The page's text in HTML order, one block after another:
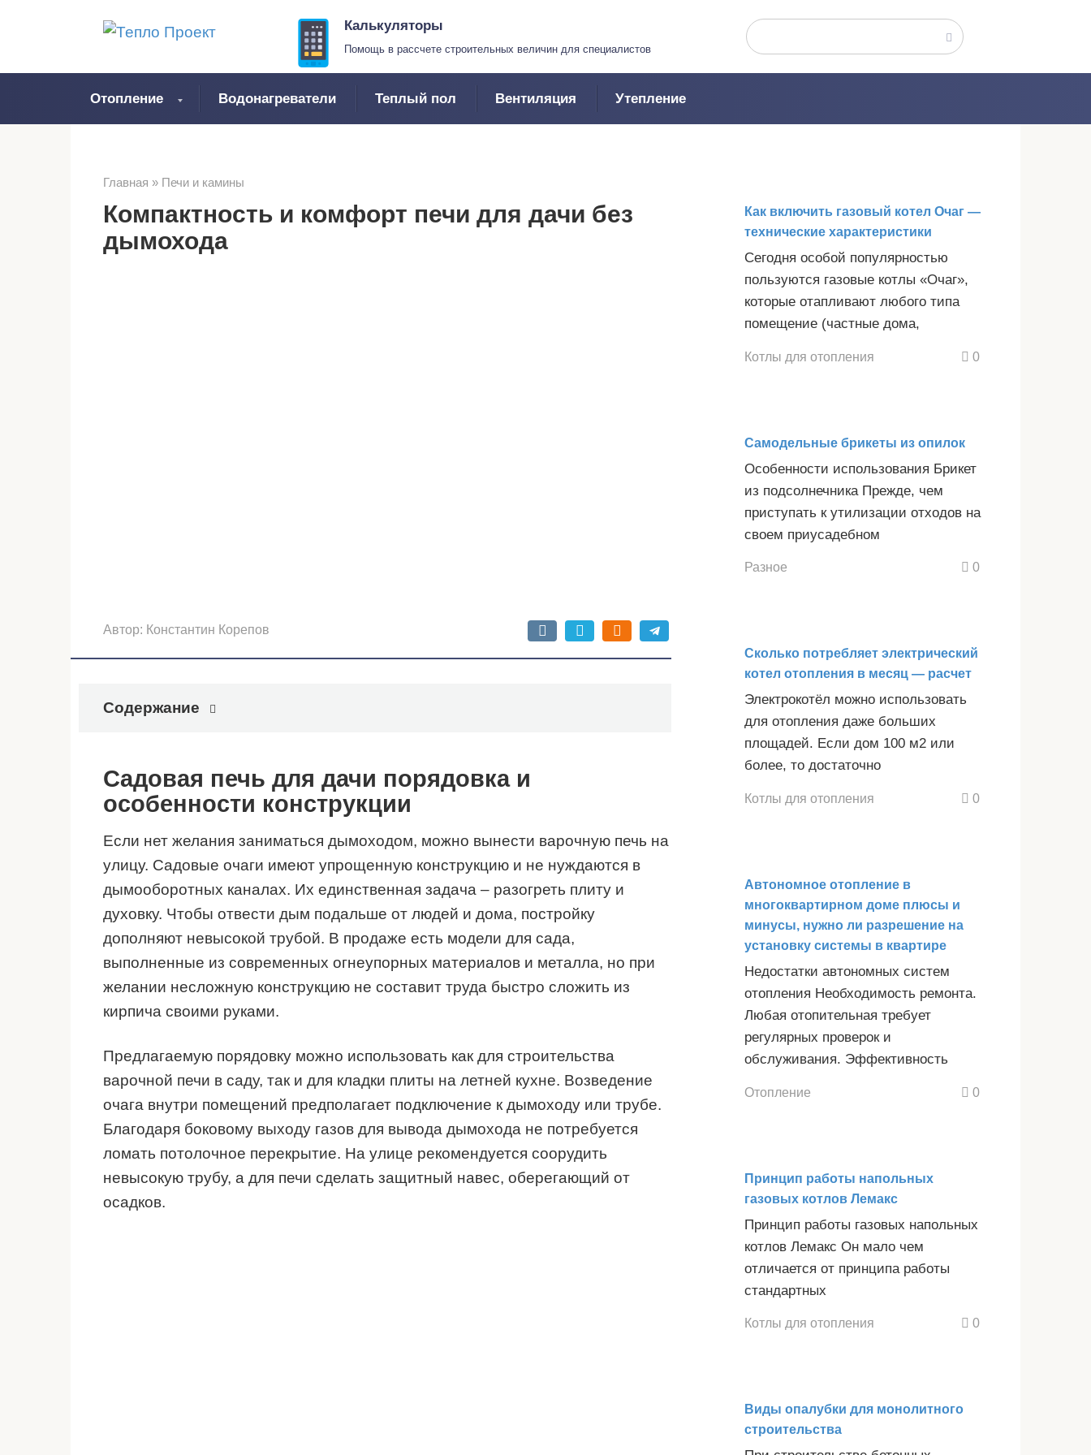
Калькуляторы
Помощь в рассчете строительных величин для специалистов
Поиск:
Отопление Водонагреватели Теплый пол Вентиляция Утепление
Главная » Печи и камины
Компактность и комфорт печи для дачи без
дымохода
Автор: Константин Корепов
Содержание
Садовая печь для дачи порядовка и
особенности конструкции
Если нет желания заниматься дымоходом, можно вынести варочную печь на
улицу. Садовые очаги имеют упрощенную конструкцию и не нуждаются в
дымооборотных каналах. Их единственная задача – разогреть плиту и
духовку. Чтобы отвести дым подальше от людей и дома, постройку
дополняют невысокой трубой. В продаже есть модели для сада,
выполненные из современных огнеупорных материалов и металла, но при
желании несложную конструкцию не составит труда быстро сложить из
кирпича своими руками.
Предлагаемую порядовку можно использовать как для строительства
варочной печи в саду, так и для кладки плиты на летней кухне. Возведение
очага внутри помещений предполагает подключение к дымоходу или трубе.
Благодаря боковому выходу газов для вывода дымохода не потребуется
ломать потолочное перекрытие. На улице рекомендуется соорудить
невысокую трубу, а для печи сделать защитный навес, оберегающий от
осадков.
Как включить газовый котел Очаг —
технические характеристики
Сегодня особой популярностью
пользуются газовые котлы «Очаг»,
которые отапливают любого типа
помещение (частные дома,
Котлы для отопления 0
Самодельные брикеты из опилок
Особенности использования Брикет
из подсолнечника Прежде, чем
приступать к утилизации отходов на
своем приусадебном
Разное 0
Сколько потребляет электрический
котел отопления в месяц — расчет
Электрокотёл можно использовать
для отопления даже больших
площадей. Если дом 100 м2 или
более, то достаточно
Котлы для отопления 0
Автономное отопление в
многоквартирном доме плюсы и
минусы, нужно ли разрешение на
установку системы в квартире
Недостатки автономных систем
отопления Необходимость ремонта.
Любая отопительная требует
регулярных проверок и
обслуживания. Эффективность
Отопление 0
Принцип работы напольных
газовых котлов Лемакс
Принцип работы газовых напольных
котлов Лемакс Он мало чем
отличается от принципа работы
стандартных
Котлы для отопления 0
Виды опалубки для монолитного
строительства